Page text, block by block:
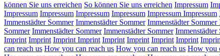
können Sie uns erreichen So können Sie uns erreichen Impressum
Impressum Impressum Impressum Impressum Impressum Impressum
Immenstädter Sommer Immenstädter Sommer Immenstädter Sommer
Sommer Immenstädter Sommer Immenstädter Sommer
Imprint Imprint Imprint Imprint Imprint Imprint Imprint Imprint
can reach us How you can reach us How you can reach us How you